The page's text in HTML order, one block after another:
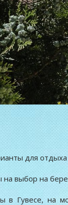
для отдыха
выбор на
Гувесе, на